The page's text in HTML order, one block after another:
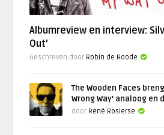
Albumreview en interview:
Out’
Geschreven door Robin de Roode
The Wooden Faces
Wrong Way’ analoog
door René Rosierse